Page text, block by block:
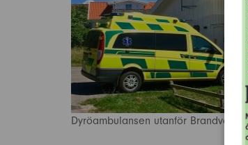
Dyröambulansen utanför Brandvärnet